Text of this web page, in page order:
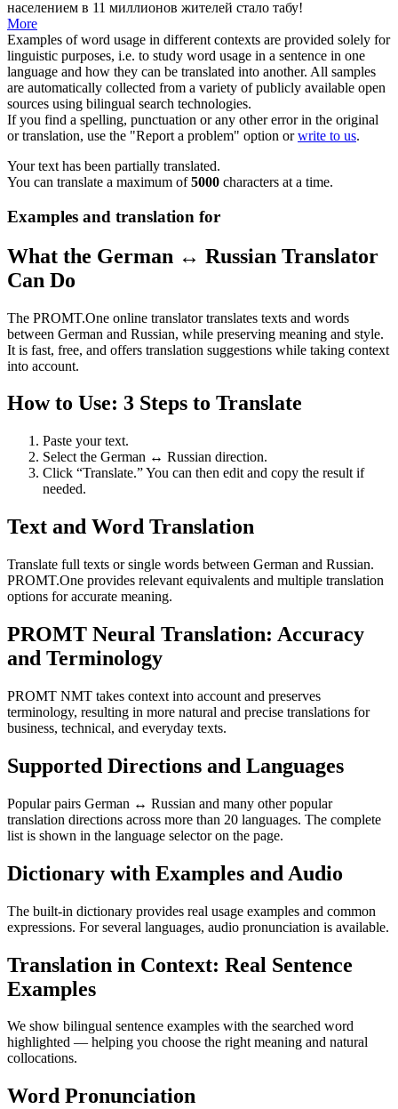
населением в 11 миллионов жителей стало табу!
More
Examples of word usage in different contexts are provided solely for
linguistic purposes, i.e. to study word usage in a sentence in one
language and how they can be translated into another. All samples
are automatically collected from a variety of publicly available open
sources using bilingual search technologies.
If you find a spelling, punctuation or any other error in the original
or translation, use the "Report a problem" option orwrite to us.
Your text has been partially translated.
You can translate a maximum of5000 characters at a time.
Examples and translation for
What the German ↔ Russian Translator
Can Do
The PROMT.One online translator translates texts and words
between German and Russian, while preserving meaning and style.
It is fast, free, and offers translation suggestions while taking context
into account.
How to Use: 3 Steps to Translate
Paste your text.
Select the German ↔ Russian direction.
Click “Translate.” You can then edit and copy the result if
needed.
Text and Word Translation
Translate full texts or single words between German and Russian.
PROMT.One provides relevant equivalents and multiple translation
options for accurate meaning.
PROMT Neural Translation: Accuracy
and Terminology
PROMT NMT takes context into account and preserves
terminology, resulting in more natural and precise translations for
business, technical, and everyday texts.
Supported Directions and Languages
Popular pairs German ↔ Russian and many other popular
translation directions across more than 20 languages. The complete
list is shown in the language selector on the page.
Dictionary with Examples and Audio
The built-in dictionary provides real usage examples and common
expressions. For several languages, audio pronunciation is available.
Translation in Context: Real Sentence
Examples
We show bilingual sentence examples with the searched word
highlighted — helping you choose the right meaning and natural
collocations.
Word Pronunciation